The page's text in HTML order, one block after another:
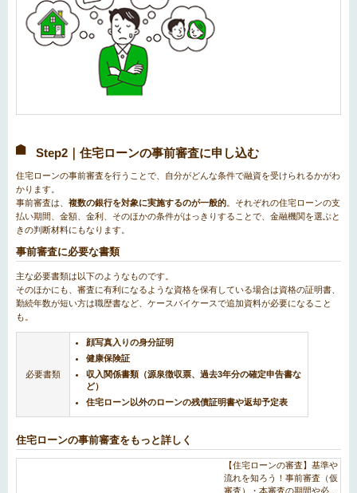
Step2｜住宅ローンの事前審査に申し込む
住宅ローンの事前審査を行うことで、自分がどんな条件で融資を受けられるかがわ
かります。
事前審査は、 複数の銀行を対象に実施するのが一般的。それぞれの住宅ローンの支
払い期間、金額、金利、そのほかの条件がはっきりすることで、金融機関を選ぶと
きの判断材料にもなります。
事前審査に必要な書類
主な必要書類は以下のようなものです。
そのほかにも、審査に有利になるような資格を保有している場合は資格の証明書、
勤続年数が短い方は職歴書など、ケースバイケースで追加資料が必要になること
も。
必要書類
顔写真入りの身分証明
健康保険証
収入関係書類（源泉徴収票、過去3年分の確定申告書な
ど）
住宅ローン以外のローンの残債証明書や返却予定表
住宅ローンの事前審査をもっと詳しく